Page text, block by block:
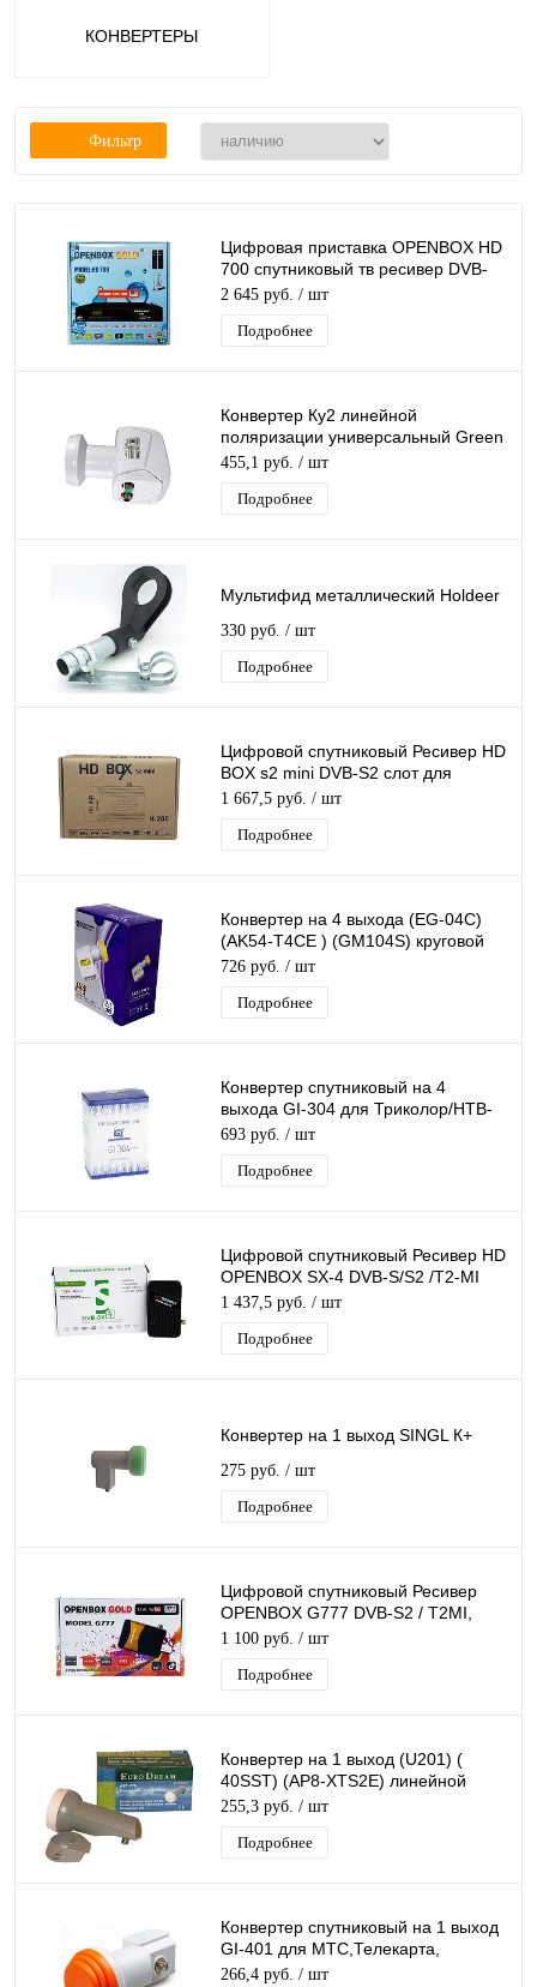
КОНВЕРТЕРЫ
Фильтр
Цифровая приставка OPENBOX HD
700 спутниковый тв ресивер DVB-
S2/ IPTV, T2MI, CA, USB, 3G, GPRS
2 645 руб. / шт
Подробнее
Конвертер Ку2 линейной
поляризации универсальный Green
line SR-02 Twin 2 выхода Ку2
455,1 руб. / шт
Подробнее
Мультифид металлический Holdeer
330 руб. / шт
Подробнее
Цифровой спутниковый Ресивер HD
BOX s2 mini DVB-S2 слот для
карты, USB поддержка 3G модема
1 667,5 руб. / шт
Подробнее
Конвертер на 4 выхода (EG-04C)
(AK54-T4CE ) (GM104S) круговой
поляризации QUAD дляТриколор/
НТВ
726 руб. / шт
Подробнее
Конвертер спутниковый на 4
выхода GI-304 для Триколор/НТВ-
Плюс круговой поляризации Galaxy
Innovatio
693 руб. / шт
Подробнее
Цифровой спутниковый Ресивер HD
OPENBOX SX-4 DVB-S/S2 /T2-MI
слот для карты, USB поддержка 3G
модема
1 437,5 руб. / шт
Подробнее
Конвертер на 1 выход SINGL К+
275 руб. / шт
Подробнее
Цифровой спутниковый Ресивер
OPENBOX G777 DVB-S2 / T2MI,
слот для карты, USB поддержка 3G
модема
1 100 руб. / шт
Подробнее
Конвертер на 1 выход (U201) (
40SST) (AP8-XTS2E) линейной
поляризации универсальный
255,3 руб. / шт
Подробнее
Конвертер спутниковый на 1 выход
GI-401 для МТС,Телекарта,
линейной поляризации Galaxy
266,4 руб. / шт